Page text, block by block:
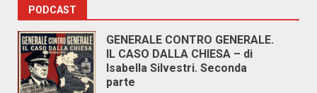
PODCAST
GENERALE CONTRO GENERALE.
IL CASO DALLA CHIESA – di
Isabella Silvestri. Seconda
parte